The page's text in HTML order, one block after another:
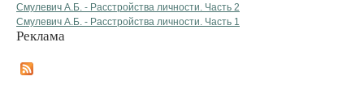
Смулевич А.Б. - Расстройства личности. Часть 2
Смулевич А.Б. - Расстройства личности. Часть 1
Реклама